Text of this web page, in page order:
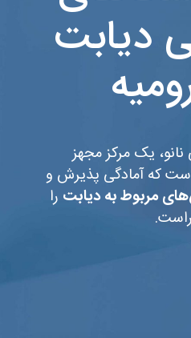
دیابت
یک مرکز مجهز
که آمادگی پذیرش و
مربوط به دیابت را